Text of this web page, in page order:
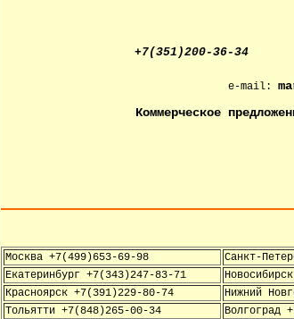
+7(351)200-36-34
e-mail:
Коммерческое
Москва +7(499)653-69-98 Санкт-
Екатеринбург +7(343)247-83-71
Красноярск +7(391)229-80-74
Нижний
Тольятти +7(848)265-00-34
Волгоград